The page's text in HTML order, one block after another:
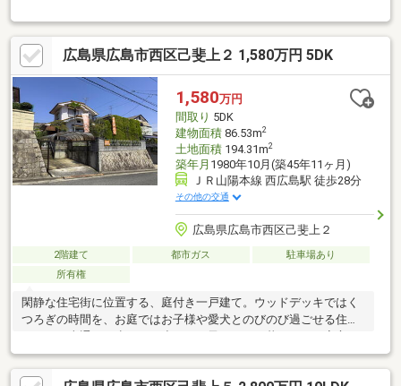
435m）・お問い合わせはお気軽に担当：石川070-1309-4881まで
ご連絡ください！
広島県広島市西区己斐上２ 1,580万円 5DK
1,580万円
間取り 5DK
建物面積86.53m2
土地面積194.31m2
築年月 1980年10月(築45年11ヶ月)
ＪＲ山陽本線 西広島駅 徒歩28分
その他の交通
広島県広島市西区己斐上２
2階建て 都市ガス
駐車場あり
所有権
閑静な住宅街に位置する、庭付き一戸建て。ウッドデッキではく
つろぎの時間を、お庭ではお子様や愛犬とのびのび過ごせる住ま
住環境。近隣には公園もあり、毎日のお散歩コースにも便利で
す。お庭は簡易ドッグランとしての活用や、愛犬家住宅へのリフ